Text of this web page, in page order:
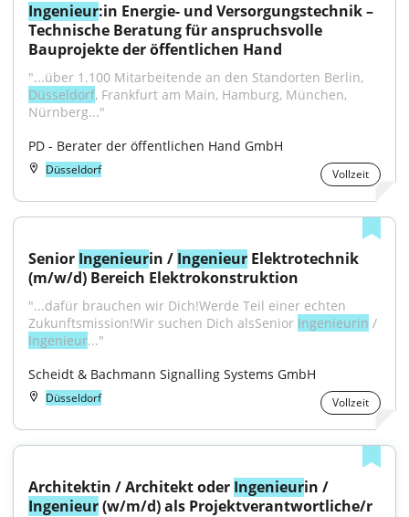
Ingenieur:in Energie- und Versorgungstechnik –
Technische Beratung für anspruchsvolle
Bauprojekte der öffentlichen Hand
Düsseldorf, Frankfurt am Main, Hamburg, München,
Nürnberg..."
PD - Berater der öffentlichen Hand GmbH
Düsseldorf Vollzeit
Senior Ingenieurin / Ingenieur Elektrotechnik
(m/w/d) Bereich Elektrokonstruktion
"...dafür brauchen wir Dich!Werde Teil einer echten
Zukunftsmission!Wir suchen Dich alsSenior Ingenieurin
Ingenieur..."
Scheidt & Bachmann Signalling Systems GmbH
Düsseldorf Vollzeit
Architektin / Architekt oder Ingenieur
Ingenieur (w/m/d) als Projektverantwortliche/r